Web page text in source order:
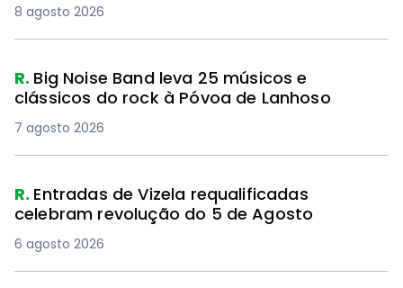
8 agosto 2026
R. Big Noise Band leva 25 músicos e
clássicos do rock à Póvoa de Lanhoso
7 agosto 2026
R. Entradas de Vizela requalificadas
celebram revolução do 5 de Agosto
6 agosto 2026